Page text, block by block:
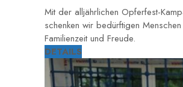
Mit der alljährlichen Opferfest-
schenken wir bedürftigen Menschen
Familienzeit und Freude.
DETAILS